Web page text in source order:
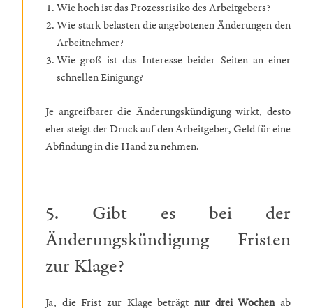
Wie hoch ist das Prozessrisiko des Arbeitgebers?
Wie stark belasten die angebotenen Änderungen den
Arbeitnehmer?
Wie groß ist das Interesse beider Seiten an einer
schnellen Einigung?
Je angreifbarer die Änderungskündigung wirkt, desto
eher steigt der Druck auf den Arbeitgeber, Geld für eine
Abfindung in die Hand zu nehmen.
5. Gibt es bei der
Änderungskündigung Fristen
zur Klage?
Ja, die Frist zur Klage beträgt nur drei Wochenab